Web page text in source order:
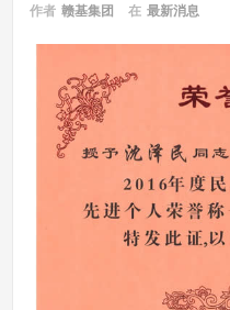
作者 赣基集团 在 最新消息